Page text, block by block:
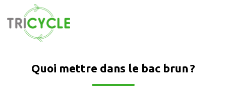
Quoi mettre dans le bac brun ?